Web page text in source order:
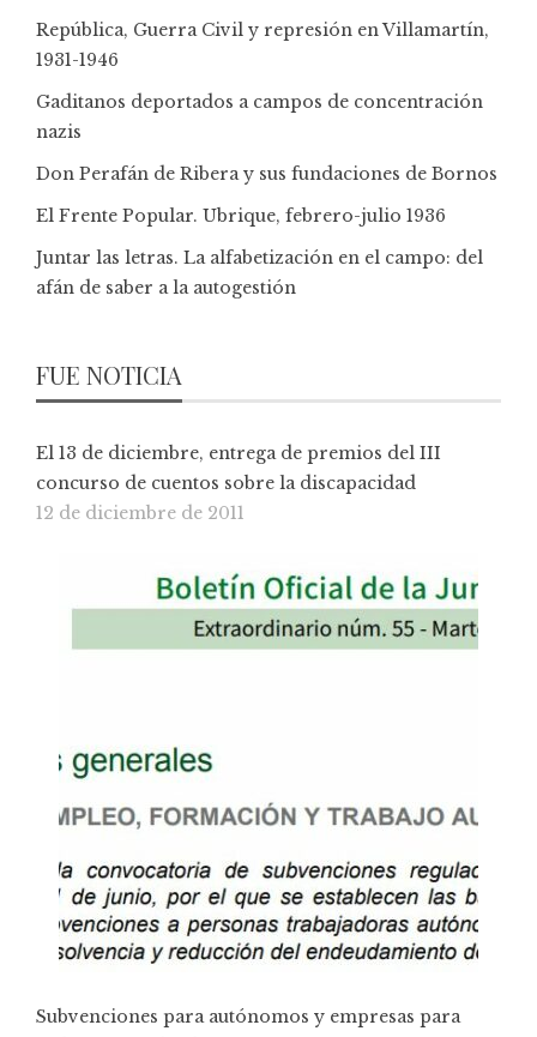
República, Guerra Civil y represión en Villamartín,
1931-1946
Gaditanos deportados a campos de concentración
nazis
Don Perafán de Ribera y sus fundaciones de Bornos
El Frente Popular. Ubrique, febrero-julio 1936
Juntar las letras. La alfabetización en el campo: del
afán de saber a la autogestión
FUE NOTICIA
El 13 de diciembre, entrega de premios del III
concurso de cuentos sobre la discapacidad
12 de diciembre de 2011
Subvenciones para autónomos y empresas para